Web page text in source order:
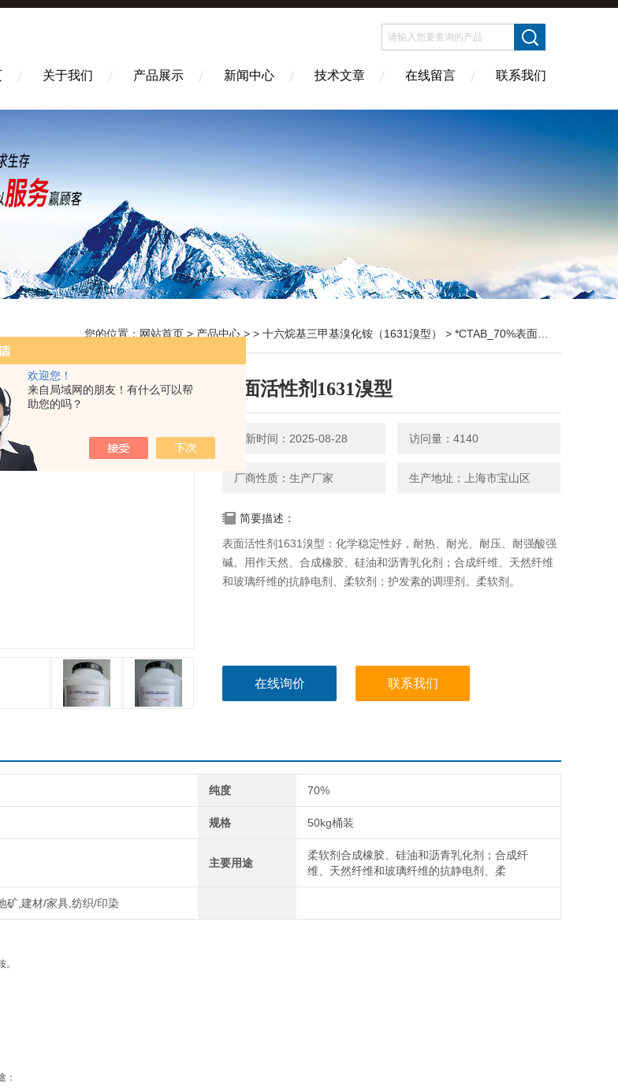
欢迎您！
来自局域网的朋友！有什么可以帮
助您的吗？
关于我们 产品展示 新闻中心 技术文章 在线留言 联系我们
您的位置： 网站首页 > 产品中心 > > 十六烷基三甲基溴化铵（1631溴型） > *CTAB_70%表面活性剂1631溴型
表面活性剂1631溴型
更新时间：2025-08-28 访问量：4140
厂商性质：生产厂家 生产地址：上海市宝山区
简要描述：
表面活性剂1631溴型：化学稳定性好，耐热、耐光、耐压、耐强酸强
碱。用作天然、合成橡胶、硅油和沥青乳化剂；合成纤维、天然纤维
和玻璃纤维的抗静电剂、柔软剂；护发素的调理剂。柔软剂。
在线询价 联系我们
纯度 70%
规格 50kg桶装
主要用途
柔软剂合成橡胶、硅油和沥青乳化剂；合成纤
维、天然纤维和玻璃纤维的抗静电剂、柔
矿,建材/家具,纺织/印染
）化铵。
途：